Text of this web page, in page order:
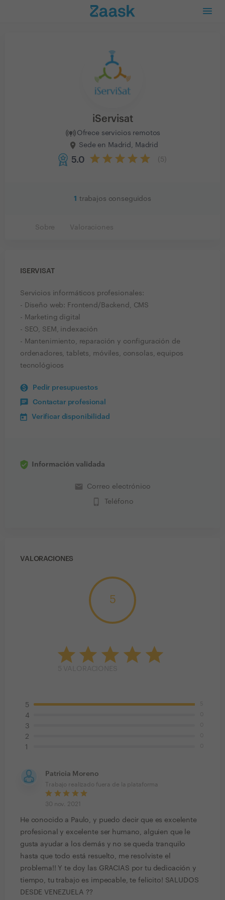
iServisat
Ofrece servicios remotos
Sede en Madrid, Madrid
5.0 5
1 trabajos conseguidos
Sobre Valoraciones
ISERVISAT
Servicios informáticos profesionales:
- Diseño web: Frontend/Backend, CMS
- Marketing digital
- SEO, SEM, indexación
- Mantenimiento, reparación y configuración de
ordenadores, tablets, móviles, consolas, equipos
tecnológicos
Pedir presupuestos
Contactar profesional
Verificar disponibilidad
Información validada
email Correo electrónico
phone_iphone Teléfono
VALORACIONES
5
5
4
3
2
1
Patricia Moreno
Trabajo realizado fuera de la plataforma
30 nov. 2021
He conocido a Paulo, y puedo decir que es excelente
profesional y excelente ser humano, alguien que le
gusta ayudar a los demás y no se queda tranquilo
hasta que todo está resuelto, me resolviste el
problema!! Y te doy las GRACIAS por tu dedicación y
tiempo, tu trabajo es impecable, te felicito! SALUDOS
DESDE VENEZUELA ??